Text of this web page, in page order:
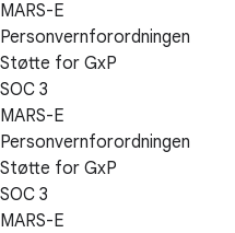
MARS-E
Personvernforordningen
Støtte for GxP
SOC 3
MARS-E
Personvernforordningen
Støtte for GxP
SOC 3
MARS-E